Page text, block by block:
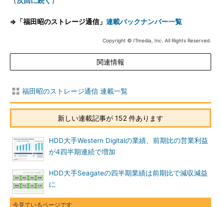
⇒「福田昭のストレージ通信」 連載バックナンバー一覧
Copyright © ITmedia, Inc. All Rights Reserved.
関連情報
福田昭のストレージ通信 連載一覧
新しい連載記事が 152 件あります
HDD大手Western Digitalの業績、前期比の営業利益
が4四半期連続で増加
HDD大手Seagateの四半期業績は前期比で減収減益
に